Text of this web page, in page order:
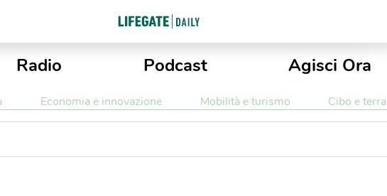
Radio Podcast Agisci Ora
Economia e innovazione Mobilità e turismo Cibo e terra